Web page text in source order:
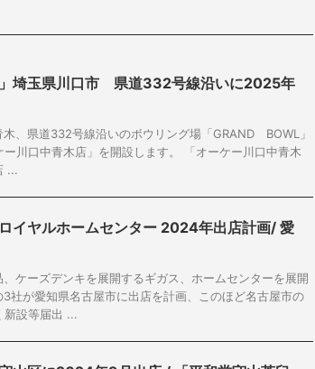
」埼玉県川口市 県道332号線沿いに2025年
、県道332号線沿いのボウリング場「GRAND BOWL」
川口中青木店」を開設します。 「オーケー川口中青木
...
イヤルホームセンター 2024年出店計画/ 愛
ケーズデンキを展開するギガス、ホームセンターを展開
社が愛知県名古屋市に出店を計画、このほど名古屋市の
新設等届出 ...